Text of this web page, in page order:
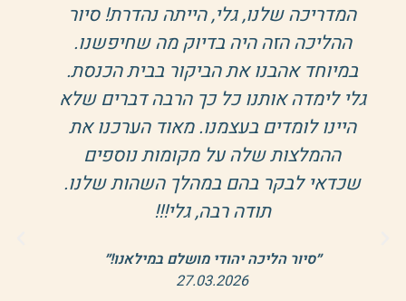
המדריכה שלנו, גלי, הייתה נהדרת! סיור
ההליכה הזה היה בדיוק מה שחיפשנו.
במיוחד אהבנו את הביקור בבית הכנסת.
גלי לימדה אותנו כל כך הרבה דברים שלא
היינו לומדים בעצמנו. מאוד הערכנו את
ההמלצות שלה על מקומות נוספים
שכדאי לבקר בהם במהלך השהות שלנו.
תודה רבה, גלי!!!
״סיור הליכה יהודי מושלם במילאנו!״
27.03.2026